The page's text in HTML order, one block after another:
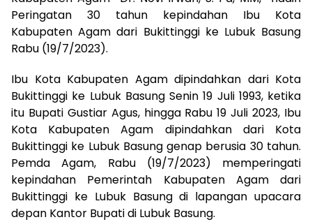
Peringatan 30 tahun kepindahan Ibu Kota
Kabupaten Agam dari Bukittinggi ke Lubuk Basung
Rabu (19/7/2023).
Ibu Kota Kabupaten Agam dipindahkan dari Kota
Bukittinggi ke Lubuk Basung Senin 19 Juli 1993, ketika
itu Bupati Gustiar Agus, hingga Rabu 19 Juli 2023, Ibu
Kota Kabupaten Agam dipindahkan dari Kota
Bukittinggi ke Lubuk Basung genap berusia 30 tahun.
Pemda Agam, Rabu (19/7/2023) memperingati
kepindahan Pemerintah Kabupaten Agam dari
Bukittinggi ke Lubuk Basung di lapangan upacara
depan Kantor Bupati di Lubuk Basung.